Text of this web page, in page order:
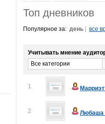
Топ дневников
Популярное за: день все
Учитывать мнение
Все категории
1
2